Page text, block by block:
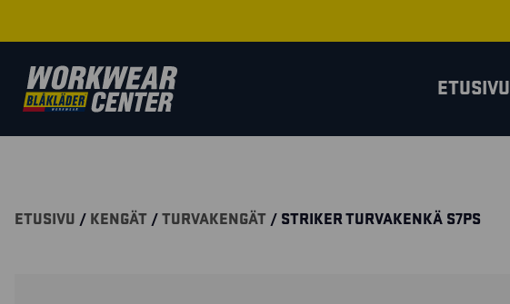
ETUSIVU
ETUSIVU / KENGÄT /TURVAKENGÄT / STRIKER TURVAKENKÄ S7PS